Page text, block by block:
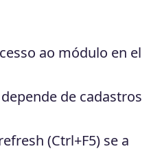
ao módulo en el
de cadastros
(Ctrl+F5) se a